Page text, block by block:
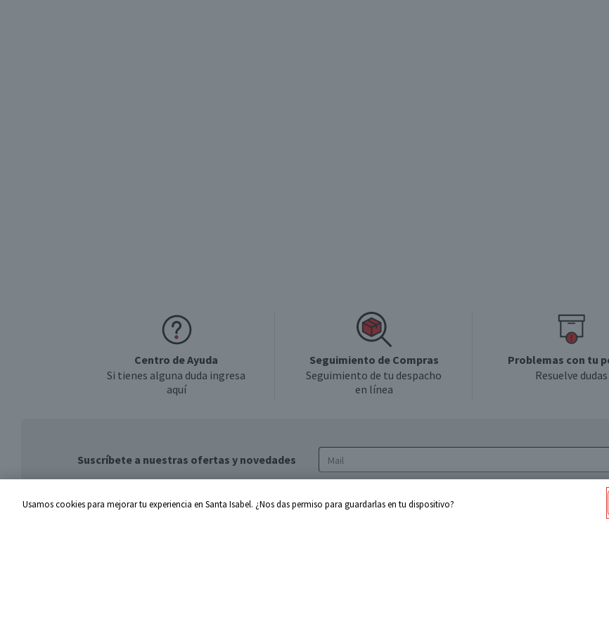
Centro de Ayuda
Si tienes alguna duda ingresa
aquí
Seguimiento de Compras
Seguimiento de tu despacho
en línea
Problemas con tu
Resuelve dudas
Suscríbete a nuestras ofertas y novedades
de privacidad y de tratamiento de datos
Usamos cookies para mejorar tu experiencia en Santa Isabel. ¿Nos das permiso para guardarlas en tu dispositivo?